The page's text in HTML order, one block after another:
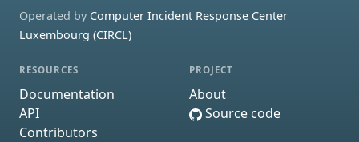
Operated by Computer Incident Response Center
Luxembourg (CIRCL)
RESOURCES
Documentation
API
Contributors
PROJECT
About
Source code